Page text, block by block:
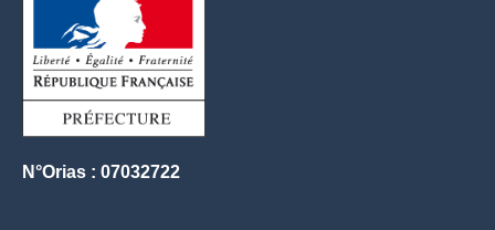
N°Orias : 07032722